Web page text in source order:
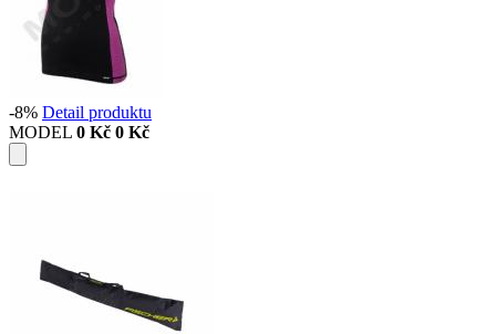
-8% Detail produktu
MODEL 0 Kč 0 Kč